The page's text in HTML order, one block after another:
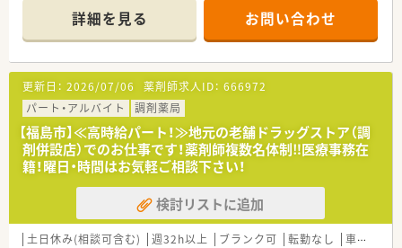
頑張り次第で高給与も可能！
■経験や勤務コースによりますが、経験の少ない方でも500万前
半スタートと業界TOP水準！
■職種や職域に合わせ、豊富な社内研修や外部組織と連携した研
修を用意されています
■薬剤師が中心の会社だからこそ活躍できるキャリアパスが多
種多様に用意されています。
■店舗拡大に伴い、エリアマネジャーや営業部長等のマネジメン
トのポジションも増えます。
■在宅や教育等の専門性を活かせるスペシャリストを目指すこ
とも可能です。
■その他にも、管理部門や商品部門等の本社スタッフなど活動領
域は多種多様です。
■在宅実施店舗は年々増加しており、在宅医療へもしっかりと関
わる事ができます。
詳細を見る お問い合わせ
更新日： 2026/07/06 薬剤師求人ID： 666972
パート・アルバイト
調剤薬局
【福島市】≪高時給パート！≫地元の老舗ドラッグストア（調
剤併設店）でのお仕事です！薬剤師複数名体制‼医療事務在
籍！曜日・時間はお気軽ご相談下さい！
検討リストに追加
土日休み(相談可含む) 週32h以上 ブランク可 転勤なし 車通勤可